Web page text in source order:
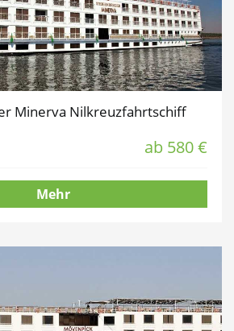
Minerva Nilkreuzfahrtschiff
ab 580 €
Mehr